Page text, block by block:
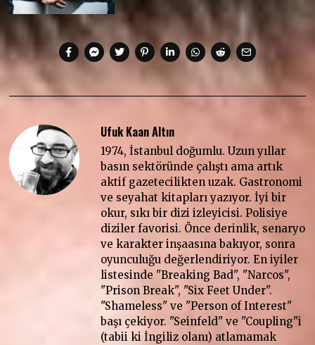
Ufuk Kaan Altın
1974, İstanbul doğumlu. Uzun yıllar
basın sektöründe çalıştı ama artık
aktif gazetecilikten uzak. Gastronomi
ve seyahat kitapları yazıyor. İyi bir
okur, sıkı bir dizi izleyicisi. Polisiye
diziler favorisi. Önce derinlik, senaryo
ve karakter inşaasına bakıyor, sonra
oyunculuğu değerlendiriyor. En iyiler
listesinde "Breaking Bad", "Narcos",
"Prison Break", "Six Feet Under".
"Shameless" ve "Person of Interest"
başı çekiyor. "Seinfeld" ve "Coupling"i
(tabii ki İngiliz olanı) atlamamak